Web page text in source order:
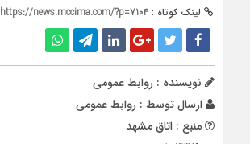
لینک کوتاه : https://news.mccima.com/?p=7104
نویسنده : روابط عمومی
ارسال توسط : روابط عمومی
منبع : اتاق مشهد